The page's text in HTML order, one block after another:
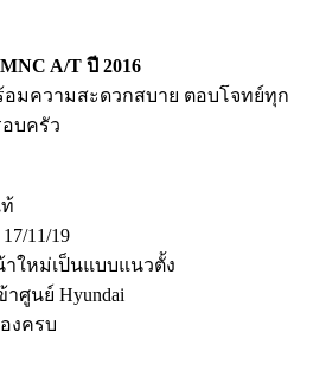
A/T ปี 2016
ร้อมความสะดวกสบาย ตอบโจทย์ทุก
บครัว
11/19
าใหม่เป็นแบบแนวตั้ง
าศูนย์ Hyundai
งครบ